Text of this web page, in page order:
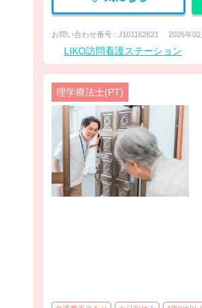
お問い合わせ番号 : J101162621 2026年
LIKO訪問看護ステーション
理学療法士(PT)